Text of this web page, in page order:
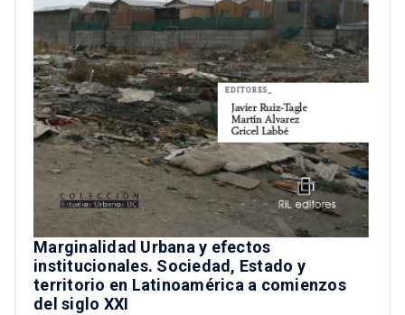
Marginalidad Urbana y efectos
institucionales. Sociedad, Estado y
territorio en Latinoamérica a comienzos
del siglo XXI